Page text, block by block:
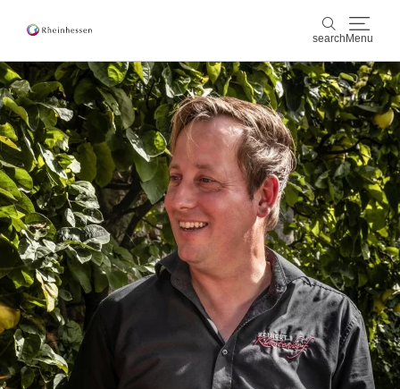
search Menu
search
wine & culinary
sports & nature
culture & cities
events
booking & service
Rheinhessen-Blog map